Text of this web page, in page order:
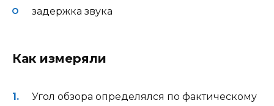
задержка звука
Как измеряли
Угол обзора определялся по фактическому